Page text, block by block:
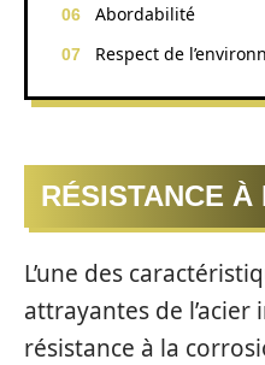
Abordabilité
Respect de
RÉSISTANCE À
L’une des
attrayantes de l’acier
résistance à la